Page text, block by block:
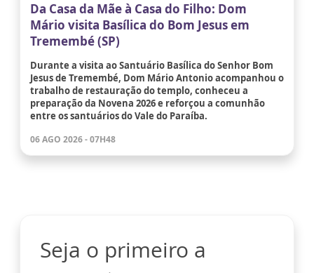
Da Casa da Mãe à Casa do Filho: Dom
Mário visita Basílica do Bom Jesus em
Tremembé (SP)
Durante a visita ao Santuário Basílica do Senhor Bom
Jesus de Tremembé, Dom Mário Antonio acompanhou o
trabalho de restauração do templo, conheceu a
preparação da Novena 2026 e reforçou a comunhão
entre os santuários do Vale do Paraíba.
06 AGO 2026 - 07H48
Seja o primeiro a